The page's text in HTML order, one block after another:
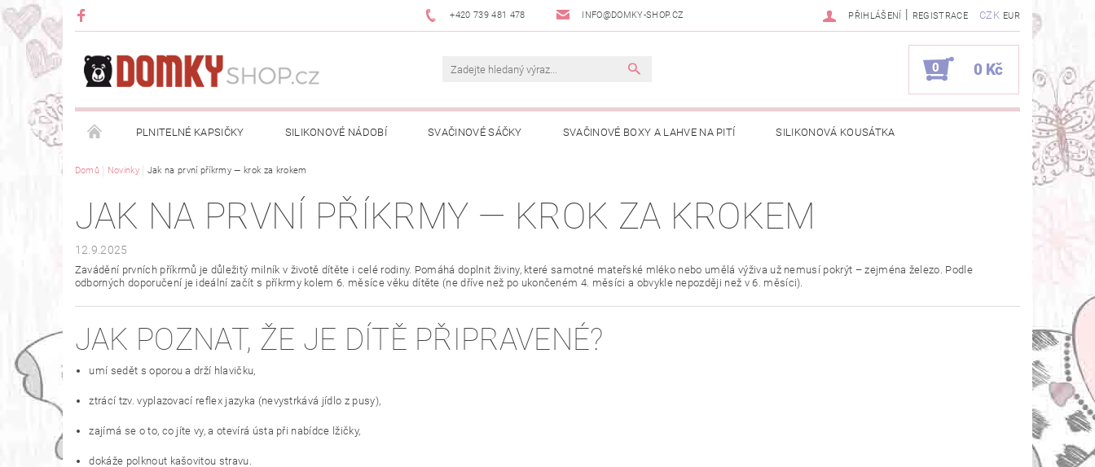
+420 739 481 478 INFO@DOMKY-SHOP.CZ CZK EUR
PŘIHLÁŠENÍ | REGISTRACE
0 0 Kč
PLNITELNÉ KAPSIČKY SILIKONOVÉ NÁDOBÍ SVAČINOVÉ SÁČKY SVAČINOVÉ BOXY A LAHVE NA PITÍ SILIKONOVÁ KOUSÁTKA
DRŽÁKY NA KAPSIČKY DOPLŇKY
OBCHODNÍ PODMÍNKY NAPIŠTE NÁM KONTAKTY HODNOCENÍ OBCHODU VELKOOBCHODNÍ SPOLUPRÁCE
Domů Novinky Jak na první příkrmy — krok za krokem
JAK NA PRVNÍ PŘÍKRMY — KROK ZA KROKEM
12.9.2025
Zavádění prvních příkrmů je důležitý milník v životě dítěte i celé rodiny. Pomáhá doplnit živiny, které samotné mateřské mléko nebo umělá výživa už nemusí pokrýt – zejména železo. Podle
odborných doporučení je ideální začít s příkrmy kolem 6. měsíce věku dítěte (ne dříve než po ukončeném 4. měsíci a obvykle nepozději než v 6. měsíci).
JAK POZNAT, ŽE JE DÍTĚ PŘIPRAVENÉ?
umí sedět s oporou a drží hlavičku,
ztrácí tzv. vyplazovací reflex jazyka (nevystrkává jídlo z pusy),
zajímá se o to, co jíte vy, a otevírá ústa při nabídce lžičky,
dokáže polknout kašovitou stravu.